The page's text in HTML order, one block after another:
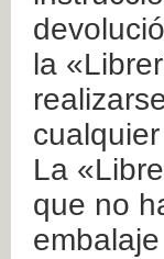
la
La
que no